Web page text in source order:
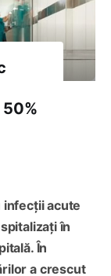
infecții acute
în
În
a crescut